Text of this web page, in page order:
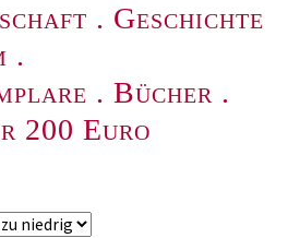
. Geschichte
.
. Bücher .
200 Euro